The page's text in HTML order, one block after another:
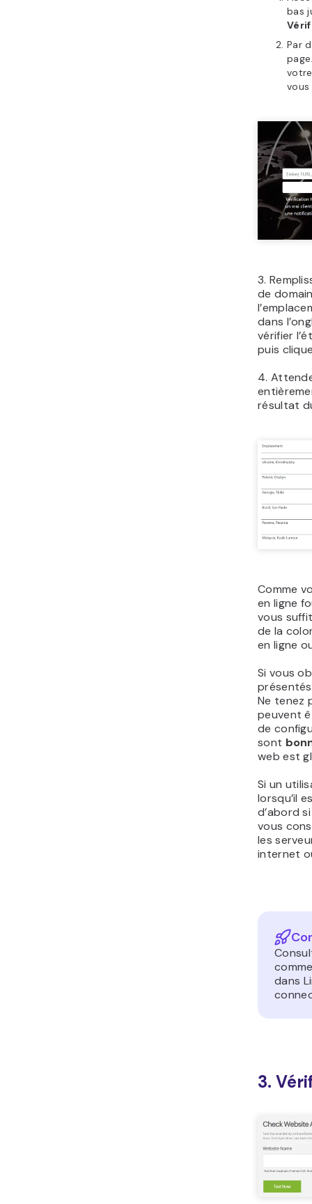
bas
Par
3.
de
dans
vérifier
puis
4.
résultat
Comme
en ligne
vous
de la
en ligne
Si vous
Ne tenez
peuvent
de
sont
web est
Si un
lorsqu’il
d’abord
vous
les
internet
dans
3.